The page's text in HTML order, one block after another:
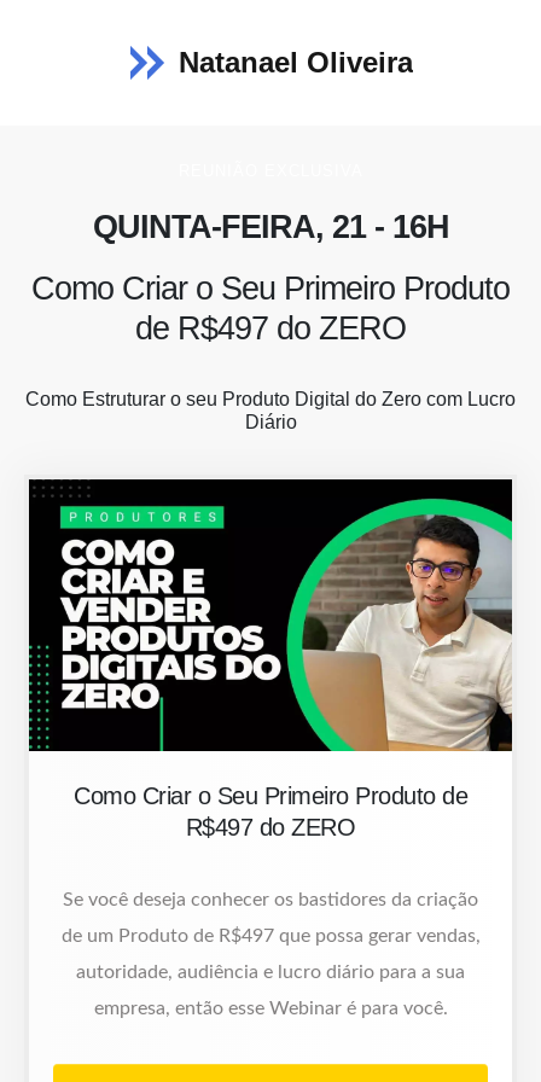
Natanael Oliveira
QUINTA-FEIRA, 21 - 16H
Como Criar o Seu Primeiro Produto
de R$497 do ZERO
Como Estruturar o seu Produto Digital do Zero com Lucro
Diário
Como Criar o Seu Primeiro Produto de
R$497 do ZERO
Se você deseja conhecer os bastidores da criação
de um Produto de R$497 que possa gerar vendas,
autoridade, audiência e lucro diário para a sua
empresa, então esse Webinar é para você.